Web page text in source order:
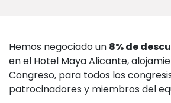
Hemos negociado un 8% de
en el Hotel Maya Alicante,
Congreso, para todos los
patrocinadores y miembros del